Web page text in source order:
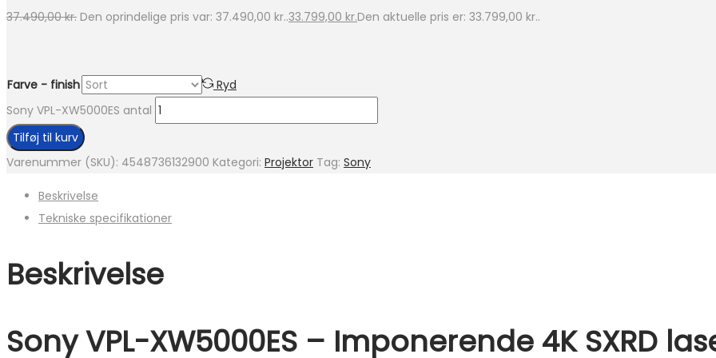
37.490,00kr. Den oprindelige pris var: 37.490,00 kr..33.799,00 kr.Den aktuelle pris er: 33.799,00 kr..
Farve - finish
Ryd
Sony VPL-XW5000ES antal
Tilføj til kurv
Varenummer (SKU): 4548736132900 Kategori: Projektor Tag: Sony
Beskrivelse
Tekniske specifikationer
Beskrivelse
Sony VPL-XW5000ES – Imponerende 4K SXRD